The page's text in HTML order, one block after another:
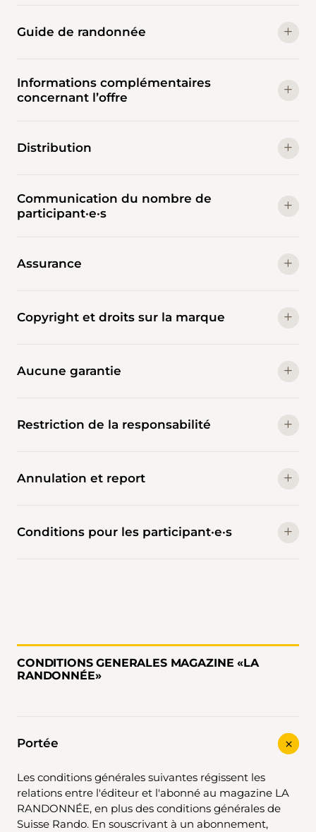
Guide de randonnée
Informations complémentaires
concernant l’offre
Distribution
Communication du nombre de
participant·e·s
Assurance
Copyright et droits sur la marque
Aucune garantie
Restriction de la responsabilité
Annulation et report
Conditions pour les participant·e·s
CONDITIONS GENERALES MAGAZINE «LA
RANDONNÉE»
Portée
Les conditions générales suivantes régissent les
relations entre l'éditeur et l'abonné au magazine LA
RANDONNÉE, en plus des conditions générales de
Suisse Rando. En souscrivant à un abonnement,